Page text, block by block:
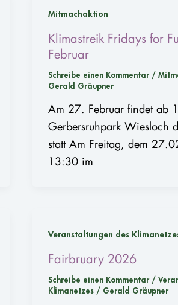
Mitmachaktion
Klimastreik Fridays for
Februar
Schreibe einen Kommentar /
Gerald Gräupner
Am 27. Februar findet ab
Gerbersruhpark Wiesloch
statt Am Freitag, dem
13:30 im
Veranstaltungen des
Fairbruary 2026
Schreibe einen Kommentar /
Klimanetzes/ Gerald Gräupner